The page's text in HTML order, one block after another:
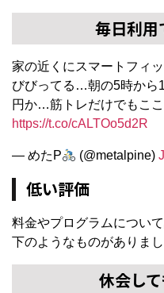
毎日利
家の近くにスマートフィ
びびってる…朝の5時から
円か…筋トレだけでもこ
https://t.co/cALTOo5d2R
— めたP (@metalpine)
低い評価
料金やプログラムについ
下のようなものがありまし
休会し